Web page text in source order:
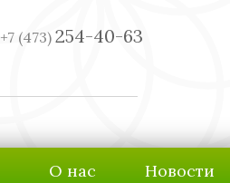
+7 (473) 254-40-63
О нас Новости